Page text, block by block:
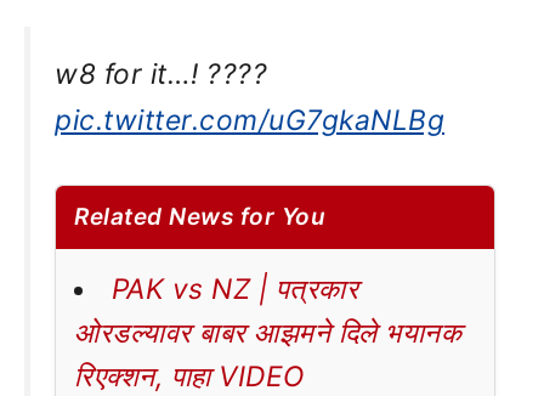
w8 for it…! ????
pic.twitter.com/uG7gkaNLBg
Related News for You
PAK vs NZ | पत्रकार
ओरडल्यावर बाबर आझमने दिले भयानक
रिएक्शन, पाहा VIDEO